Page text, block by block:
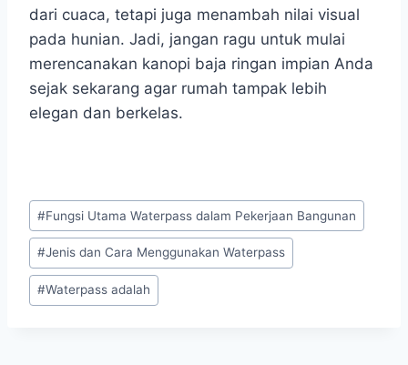
dari cuaca, tetapi juga menambah nilai visual
pada hunian. Jadi, jangan ragu untuk mulai
merencanakan kanopi baja ringan impian Anda
sejak sekarang agar rumah tampak lebih
elegan dan berkelas.
#Fungsi Utama Waterpass dalam Pekerjaan Bangunan
#Jenis dan Cara Menggunakan Waterpass
#Waterpass adalah